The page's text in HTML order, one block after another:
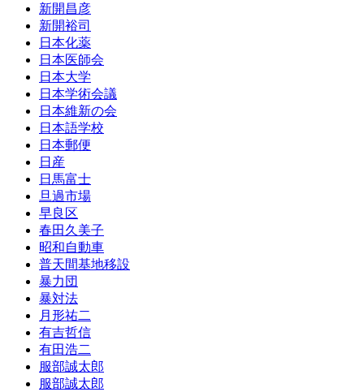
新開昌彦
新開裕司
日本化薬
日本医師会
日本大学
日本学術会議
日本維新の会
日本語学校
日本郵便
日産
日馬富士
旦過市場
早良区
春田久美子
昭和自動車
普天間基地移設
暴力団
暴対法
月形祐二
有吉哲信
有田浩二
服部誠太郎
服部誠太郎